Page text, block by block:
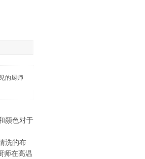
的厨师
颜色对于
洗的布
师在高温